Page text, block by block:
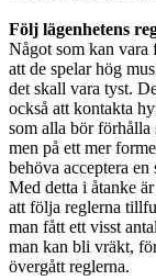
Följ lägenhetens
Något som kan vara
att de spelar hög
det skall vara tyst.
också att kontakta
som alla bör förhålla
men på ett mer
behöva acceptera
Med detta i åtanke
att följa reglerna
man fått ett visst
man kan bli vräkt,
övergått reglerna.